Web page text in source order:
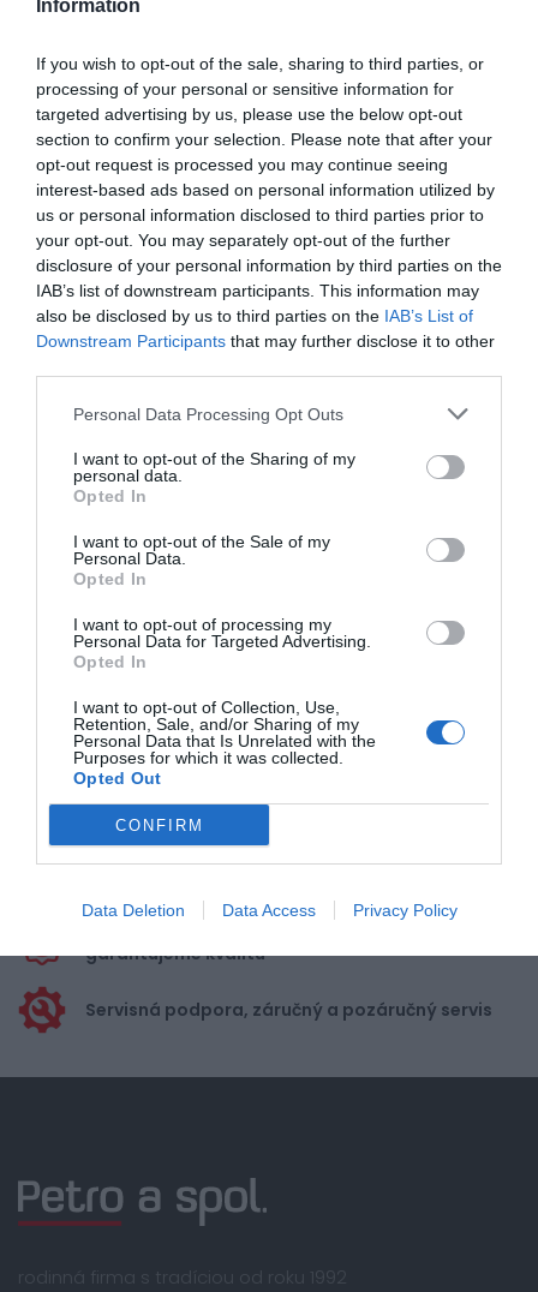
Information
If you wish to opt-out of the sale, sharing to third parties, or
processing of your personal or sensitive information for
targeted advertising by us, please use the below opt-out
section to confirm your selection. Please note that after your
opt-out request is processed you may continue seeing
interest-based ads based on personal information utilized by
us or personal information disclosed to third parties prior to
your opt-out. You may separately opt-out of the further
disclosure of your personal information by third parties on the
IAB’s list of downstream participants. This information may
also be disclosed by us to third parties on the IAB’s List of
Downstream Participants that may further disclose it to other
Personal Data Processing Opt Outs
I want to opt-out of the Sharing of my
personal data.
Opted In
I want to opt-out of the Sale of my
Personal Data.
Opted In
I want to opt-out of processing my
Personal Data for Targeted Advertising.
Opted In
I want to opt-out of Collection, Use,
Retention, Sale, and/or Sharing of my
Personal Data that Is Unrelated with the
Purposes for which it was collected.
Opted Out
CONFIRM
Data Deletion Data Access Privacy Policy
kontrol zaručuje najvyššiu kvalitu týchto kolies.
0.0
0% zákazníkov odporúča produkt
Pre pridanie recenzie sa musíte
prihlásiť
Doprava zadarmo pri
nákupe nad 100,00 €
Bezpečná platba
garantujeme kvalitu
Servisná podpora, záručný a pozáručný servis
rodinná firma s tradíciou od roku 1992